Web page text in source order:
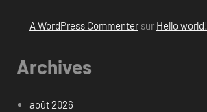
A WordPress Commentersur Hello world!
Archives
août 2026